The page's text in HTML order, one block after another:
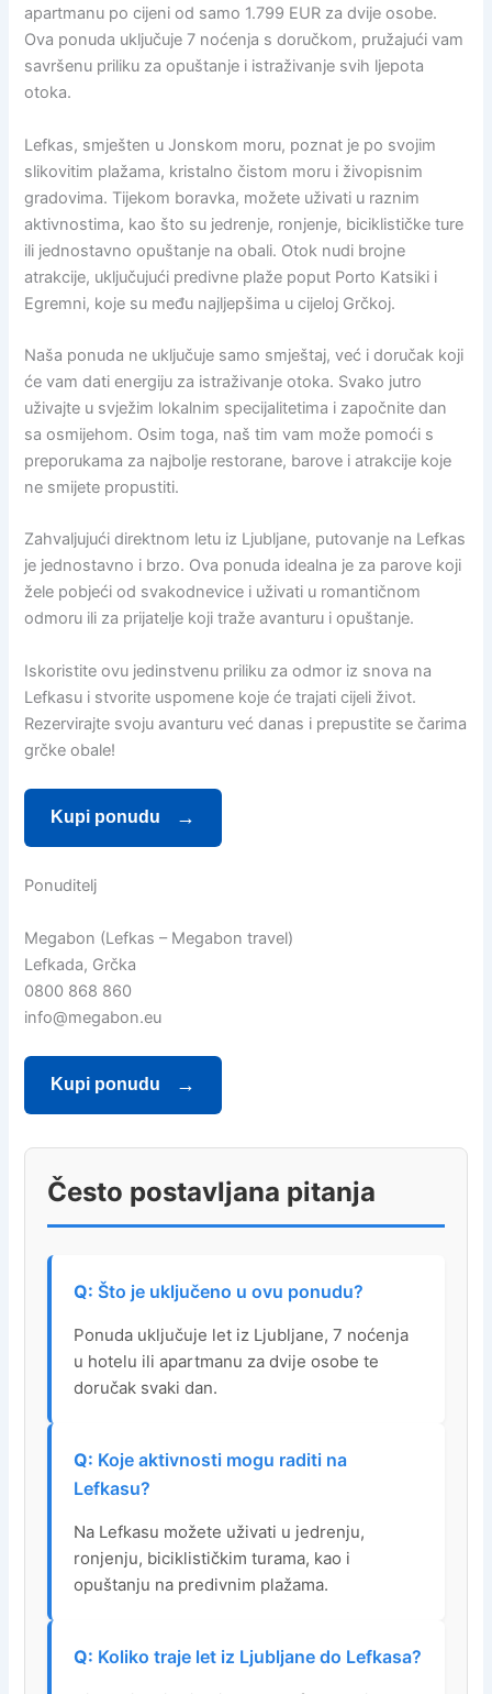
apartmanu po cijeni od samo 1.799 EUR za dvije osobe.
Ova ponuda uključuje 7 noćenja s doručkom, pružajući vam
savršenu priliku za opuštanje i istraživanje svih ljepota
otoka.
Lefkas, smješten u Jonskom moru, poznat je po svojim
slikovitim plažama, kristalno čistom moru i živopisnim
gradovima. Tijekom boravka, možete uživati u raznim
aktivnostima, kao što su jedrenje, ronjenje, biciklističke ture
ili jednostavno opuštanje na obali. Otok nudi brojne
atrakcije, uključujući predivne plaže poput Porto Katsiki i
Egremni, koje su među najljepšima u cijeloj Grčkoj.
Naša ponuda ne uključuje samo smještaj, već i doručak koji
će vam dati energiju za istraživanje otoka. Svako jutro
uživajte u svježim lokalnim specijalitetima i započnite dan
sa osmijehom. Osim toga, naš tim vam može pomoći s
preporukama za najbolje restorane, barove i atrakcije koje
ne smijete propustiti.
Zahvaljujući direktnom letu iz Ljubljane, putovanje na Lefkas
je jednostavno i brzo. Ova ponuda idealna je za parove koji
žele pobjeći od svakodnevice i uživati u romantičnom
odmoru ili za prijatelje koji traže avanturu i opuštanje.
Iskoristite ovu jedinstvenu priliku za odmor iz snova na
Lefkasu i stvorite uspomene koje će trajati cijeli život.
Rezervirajte svoju avanturu već danas i prepustite se čarima
grčke obale!
Kupi ponudu
Ponuditelj
Megabon (Lefkas – Megabon travel)
Lefkada, Grčka
0800 868 860
info@megabon.eu
Kupi ponudu
Često postavljana pitanja
Što je uključeno u ovu ponudu?
Ponuda uključuje let iz Ljubljane, 7 noćenja
u hotelu ili apartmanu za dvije osobe te
doručak svaki dan.
Koje aktivnosti mogu raditi na
Lefkasu?
Na Lefkasu možete uživati u jedrenju,
ronjenju, biciklističkim turama, kao i
opuštanju na predivnim plažama.
Koliko traje let iz Ljubljane do Lefkasa?